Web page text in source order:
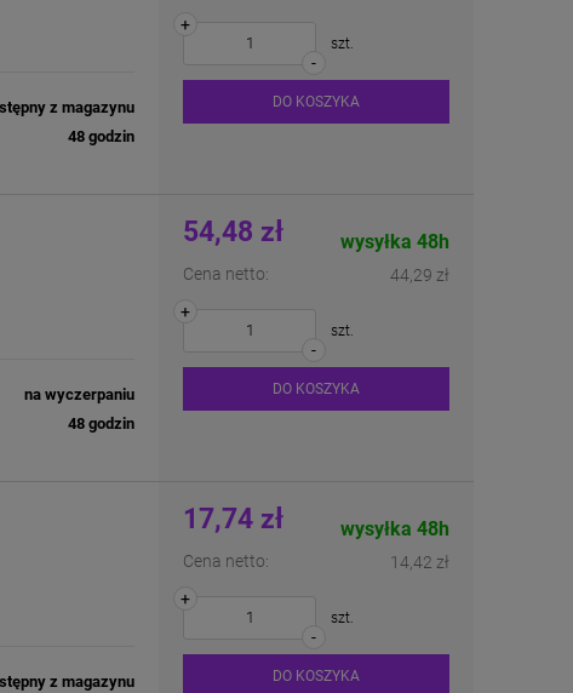
z magazynu
48 godzin
-
+
szt.
DO KOSZYKA
na wyczerpaniu
48 godzin
54,48 zł
Cena netto: 44,29 zł
wysyłka 48h
-
+
szt.
DO KOSZYKA
z magazynu
17,74 zł
Cena netto: 14,42 zł
wysyłka 48h
-
+
szt.
DO KOSZYKA